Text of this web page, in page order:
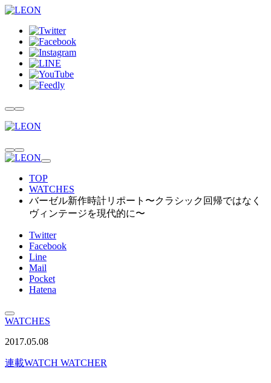
TOP
WATCHES
バーゼル新作時計リポート〜クラシック回帰ではなく
ヴィンテージを現代的に〜
Twitter
Facebook
Line
Mail
Pocket
Hatena
WATCHES
2017.05.08
連載WATCH WATCHER